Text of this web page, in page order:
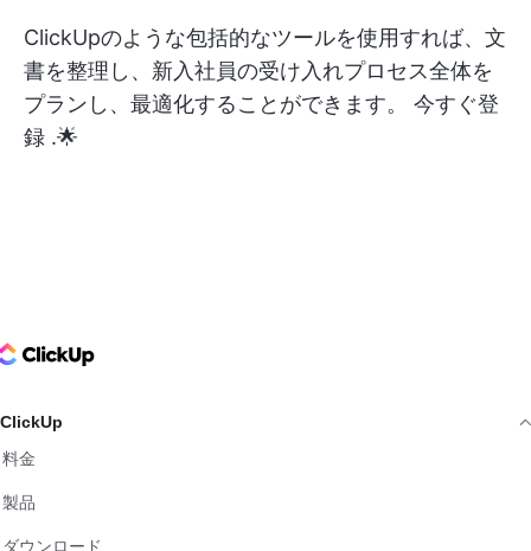
ClickUpのような包括的なツールを使用すれば、文
書を整理し、新入社員の受け入れプロセス全体を
プランし、最適化することができます。 今すぐ登
録 .🌟
Logo
ClickUp
料金
製品
ダウンロード